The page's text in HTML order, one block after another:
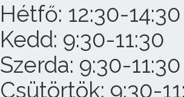
Hétfő: 12:30-14:30
Kedd: 9:30-11:30
Szerda: 9:30-11:30
Csütörtök: 9:30-